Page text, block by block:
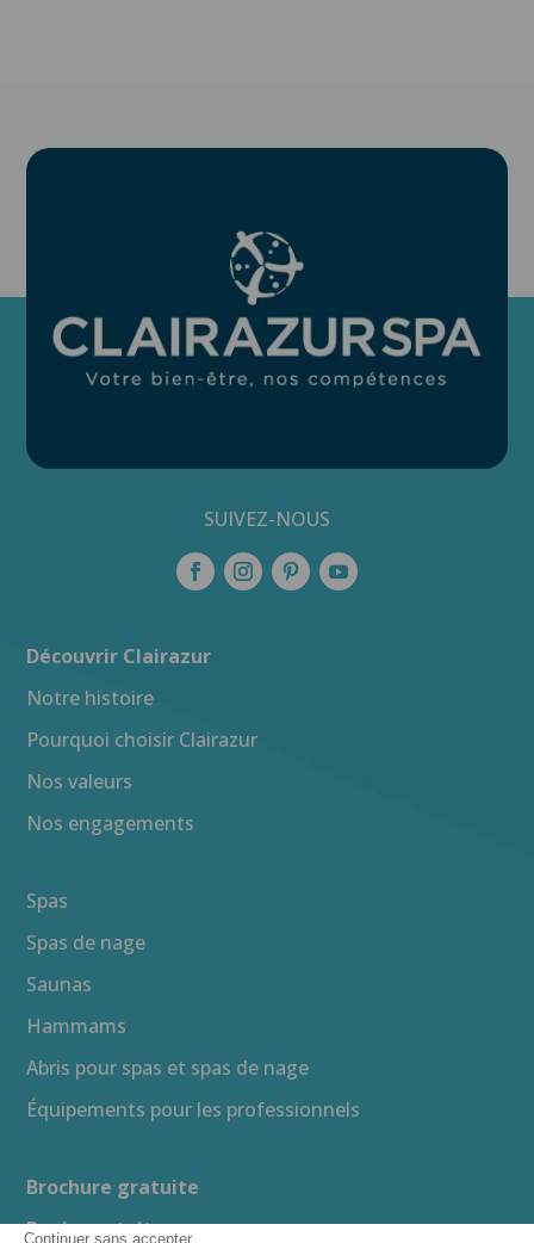
Continuer sans accepter
SUIVEZ-NOUS
Découvrir Clairazur
Notre histoire
Pourquoi choisir Clairazur
Nos valeurs
Nos engagements
Spas
Spas de nage
Saunas
Hammams
Abris pour spas et spas de nage
Équipements pour les professionnels
Brochure gratuite
Devis gratuit